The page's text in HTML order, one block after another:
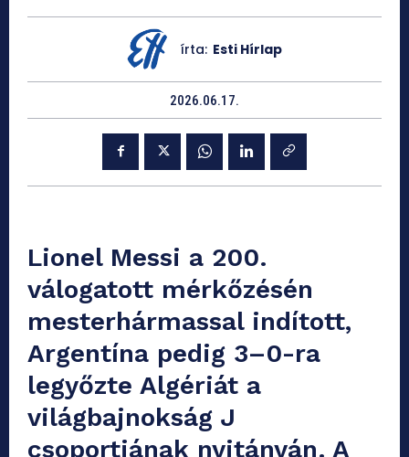
írta: Esti Hírlap
2026.06.17.
Lionel Messi a 200.
válogatott mérkőzésén
mesterhármassal indított,
Argentína pedig 3–0-ra
legyőzte Algériát a
világbajnokság J
csoportjának nyitányán. A